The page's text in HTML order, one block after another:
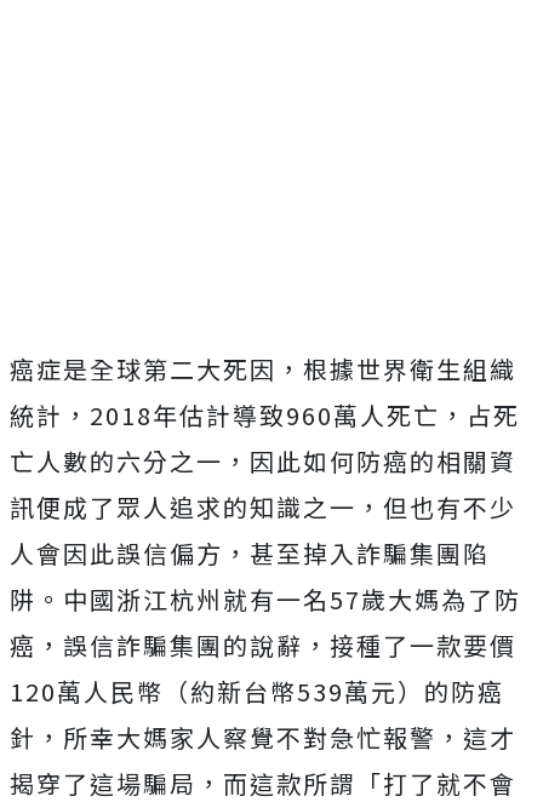
癌症是全球第二大死因，根據世界衛生組織
統計，2018年估計導致960萬人死亡，占死
亡人數的六分之一，因此如何防癌的相關資
訊便成了眾人追求的知識之一，但也有不少
人會因此誤信偏方，甚至掉入詐騙集團陷
阱。中國浙江杭州就有一名57歲大媽為了防
癌，誤信詐騙集團的說辭，接種了一款要價
120萬人民幣（約新台幣539萬元）的防癌
針，所幸大媽家人察覺不對急忙報警，這才
揭穿了這場騙局，而這款所謂「打了就不會